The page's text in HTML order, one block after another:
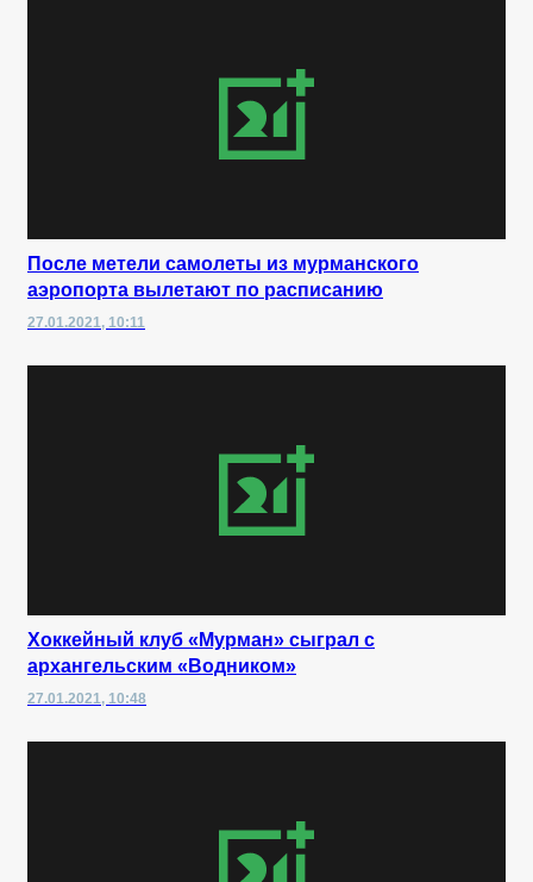
После метели самолеты из мурманского
аэропорта вылетают по расписанию
27.01.2021, 10:11
Хоккейный клуб «Мурман» сыграл с
архангельским «Водником»
27.01.2021, 10:48